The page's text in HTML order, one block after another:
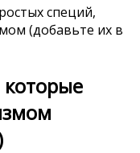
специй,
(добавьте их в